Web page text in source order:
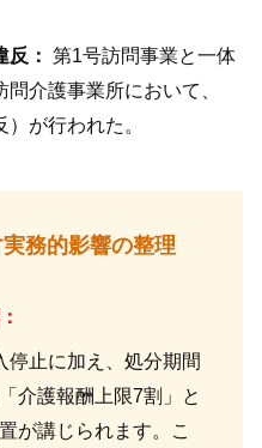
： 第1号訪問事業と一体
介護事業所において、
）が行われた。
務的影響の整理
停止に加え、処分期間
介護報酬上限7割」と
が講じられます。こ